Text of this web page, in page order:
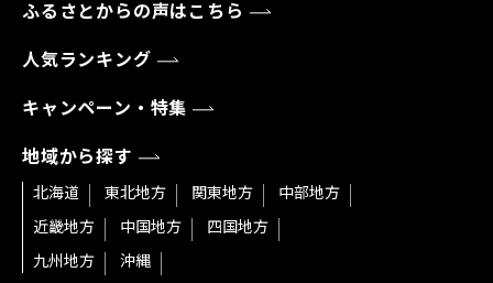
ふるさとからの声はこちら
人気ランキング
キャンペーン・特集
地域から探す
北海道 東北地方 関東地方
中部地方
近畿地方
中国地方
四国地方
九州地方
沖縄